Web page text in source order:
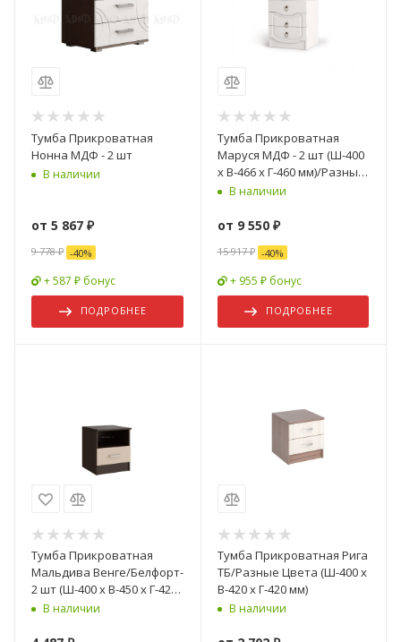
Тумба Прикроватная
Нонна МДФ - 2 шт
В наличии
от 5 867 ₽
9 778 ₽ -40%
+ 587 ₽ бонус
ПОДРОБНЕЕ
Тумба Прикроватная
Маруся МДФ - 2 шт (Ш-400
x В-466 x Г-460 мм)/Разные
Цвета
В наличии
от 9 550 ₽
15 917 ₽ -40%
+ 955 ₽ бонус
ПОДРОБНЕЕ
Тумба Прикроватная
Мальдива Венге/Белфорт-
2 шт (Ш-400 х В-450 х Г-420
мм)-2 шт
В наличии
Тумба Прикроватная Рига
ТБ/Разные Цвета (Ш-400 х
В-420 х Г-420 мм)
В наличии